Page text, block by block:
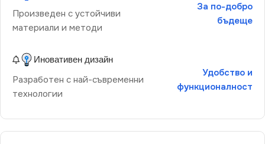
Произведен с устойчиви
материали и методи
За по-добро
бъдеще
Иновативен дизайн
Разработен с най-съвременни
технологии
Удобство и
функционалност